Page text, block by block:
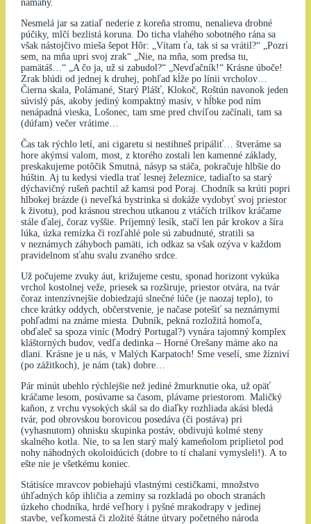
námahy.
Nesmelá jar sa zatiaľ nederie z koreňa stromu, nenalieva drobné
púčiky, mlčí bezlistá koruna. Do ticha vlahého sobotného rána sa
však nástojčivo mieša šepot Hôr: „Vítam ťa, tak si sa vrátil?“ „Pozri
sem, na mňa upri svoj zrak“ „Nie, na mňa, som predsa tu,
pamätáš…“ „A čo ja, už si zabudol?“ „Nevďačník!“ Krásne úboče!
Zrak blúdi od jednej k druhej, pohľad kĺže po línii vrcholov…
Čierna skala, Polámané, Starý Plášť, Klokoč, Roštún navonok jeden
súvislý pás, akoby jediný kompaktný masív, v hĺbke pod ním
nenápadná vieska, Lošonec, tam sme pred chvíľou začínali, tam sa
(dúfam) večer vrátime…
Čas tak rýchlo letí, ani cigaretu si nestihneš pripáliť… štveráme sa
hore akýmsi valom, most, z ktorého zostali len kamenné základy,
preskakujeme potôčik Smutná, násyp sa stáča, pokračuje hlbšie do
húštin. Aj tu kedysi viedla trať lesnej železnice, tadiaľto sa starý
dýchavičný rušeň pachtil až kamsi pod Poraj. Chodník sa krúti popri
hlbokej brázde (i neveľká bystrinka si dokáže vydobyť svoj priestor
k životu), pod krásnou strechou utkanou z vtáčích trilkov kráčame
stále ďalej, čoraz vyššie. Príjemný lesík, stačí len pár krokov a šíra
lúka, úzka remízka či rozľahlé pole sú zabudnuté, stratili sa
v neznámych záhyboch pamäti, ich odkaz sa však ozýva v každom
pravidelnom sťahu svalu zvaného srdce.
Už počujeme zvuky áut, križujeme cestu, sponad horizont vykúka
vrchol kostolnej veže, priesek sa rozširuje, priestor otvára, na tvár
čoraz intenzívnejšie dobiedzajú slnečné lúče (je naozaj teplo), to
chce krátky oddych, občerstvenie, je načase potešiť sa neznámymi
pohľadmi na známe miesta. Dubník, pekná rozložitá homoľa,
obďaleč sa spoza viníc (Modrý Portugal?) vynára tajomný komplex
kláštorných budov, vedľa dedinka – Horné Orešany máme ako na
dlani. Krásne je u nás, v Malých Karpatoch! Sme veselí, sme žízniví
(po zážitkoch), je nám (tak) dobre…
Pár minút ubehlo rýchlejšie než jediné žmurknutie oka, už opäť
kráčame lesom, posúvame sa časom, plávame priestorom. Maličký
kaňon, z vrchu vysokých skál sa do diaľky rozhliada akási bledá
tvár, pod obrovskou borovicou posedáva (či postáva) pri
(vyhasnutom) ohnisku skupinka postáv, obdivujú kolmé steny
skalného kotla. Nie, to sa len starý malý kameňolom priplietol pod
nohy náhodných okoloidúcich (dobre to tí chalani vymysleli!). A to
ešte nie je všetkému koniec.
Státisíce mravcov pobiehajú vlastnými cestičkami, množstvo
úhľadných kôp ihličia a zeminy sa rozkladá po oboch stranách
úzkeho chodníka, hrdé veľhory i pyšné mrakodrapy v jedinej
stavbe, veľkomestá či zložité štátne útvary početného národa